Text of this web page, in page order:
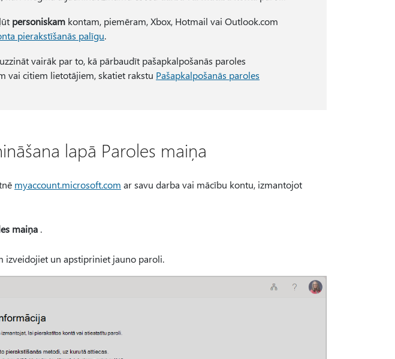
personiskam kontam, piemēram, Xbox, Hotmail vai Outlook.com
pierakstīšanās palīgu.
vairāk par to, kā pārbaudīt pašapkalpošanās paroles
vai citiem lietotājiem, skatiet rakstu Pašapkalpošanās paroles
lapā Paroles maiņa
myaccount.microsoft.com ar savu darba vai mācību kontu, izmantojot
maiņa .
izveidojiet un apstipriniet jauno paroli.